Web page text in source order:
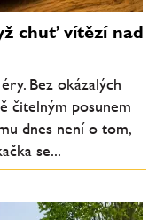
chuť vítězí nad
Bez okázalých
čitelným posunem
dnes není o tom,
se...